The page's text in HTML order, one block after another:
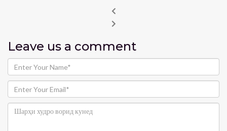
Leave us a comment